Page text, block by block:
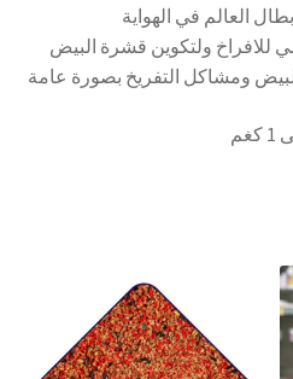
العالم في الهواية
للافراخ ولتكوين قشرة البيض
ومشاكل التفريخ بصورة عامة